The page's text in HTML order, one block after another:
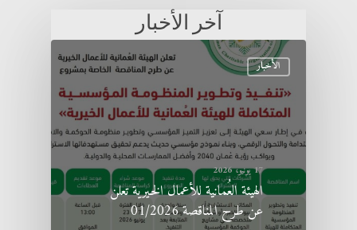
آخر الأخبار
الأخبار
17 يونيو، 2026
الهيئة العُمانية للأعمال الخيرية تعلن
عن طرح المناقصة 01/2026